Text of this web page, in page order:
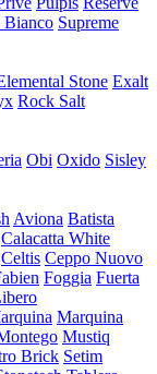
Bianco Supreme
Stone Exalt
Rock Salt
Obi Oxido Sisley
Aviona Batista
Calacatta White
Celtis Ceppo Nuovo
Foggia Fuerta
Marquina
Mustiq
Brick Setim